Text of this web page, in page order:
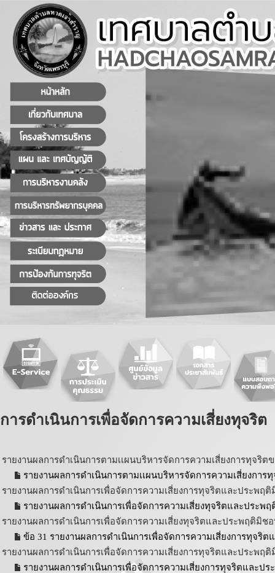
การดำเนินการเพื่อจัดการความเสี่ยงทุจริต
รายงานผลการดำเนินการตามเเผนบริหารจัดการความเสี่ยงการทุจริต
รายงานผลการดำเนินการตามเเผนบริหารจัดการความเสี่ยงกา
รายงานผลการดำเนินการเพื่อจัดการความเสี่ยงการทุจริตและประพฤ
รายงานผลการดำเนินการเพื่อจัดการความเสี่ยงทุจริตและประพ
รายงานผลการดำเนินการเพื่อจัดการความเสี่ยงทุจริตและประพฤติมิช
ข้อ 31 รายงานผลการดำเนินการเพื่อจัดการความเสี่ยงการทุจริ
รายงานผลการดำเนินการเพื่อจัดการความเสี่ยงการทุจริตและประพฤ
รายงานผลการดำเนินการเพื่อจัดการความเสี่ยงการทุจริตและป